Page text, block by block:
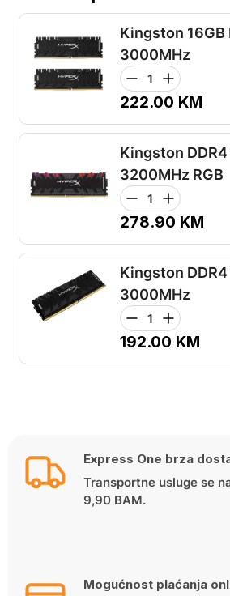
Kingston 16GB
3000MHz
222.00 KM
Kingston DDR4
3200MHz RGB
278.90 KM
Kingston DDR4
3000MHz
192.00 KM
Express One brza
Transportne usluge se
9,90 BAM.
Mogućnost plaćanja